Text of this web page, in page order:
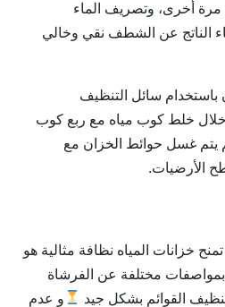
مرة أخرى، وتصريف الماء
الناتج عن الشطف نقي وخالي
سائل التنظيف
خلط كوب مياه مع ربع كوب
يتم غسل حوائط الخزان مع
الأرضيات.
تمنح خزانات المياه نظافة مثالية هو
مختلفة عن الفرشاة
القوائم بشكل جيد
و عدم